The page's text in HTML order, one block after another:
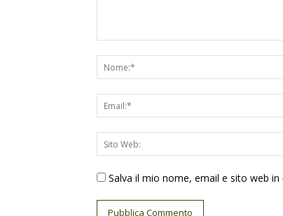
Salva il mio nome, email e sito web